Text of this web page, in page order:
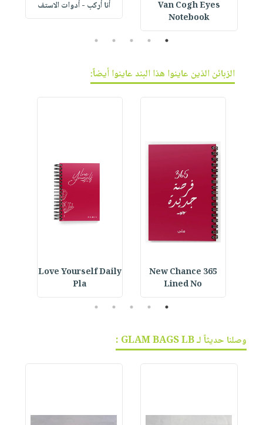
Van Cogh Eyes
Notebook
أنا أركب - أدوات الاستف
1
2
3
4
5
الزبائن الذين عاينوا هذا البند عاينوا أيضاً:
365 New Chance
Lined No
Love Yourself Daily
Pla
1
2
3
4
5
وصلنا حديثاً لـ GLAM BAGS LB :